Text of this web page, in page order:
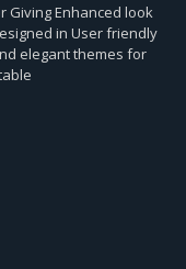
Giving Enhanced look
in User friendly
elegant themes for